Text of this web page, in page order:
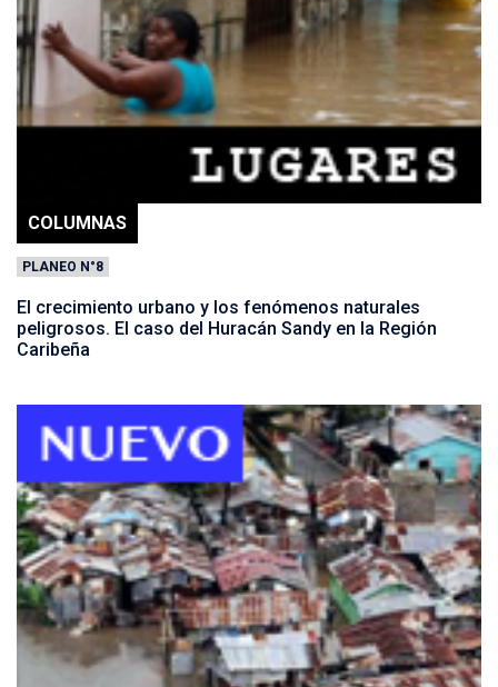
COLUMNAS
PLANEO N°8
El crecimiento urbano y los fenómenos naturales
peligrosos. El caso del Huracán Sandy en la Región
Caribeña